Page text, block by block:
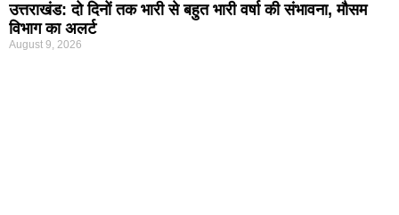
उत्तराखंड: दो दिनों तक भारी से बहुत भारी वर्षा की संभावना, मौसम
विभाग का अलर्ट
August 9, 2026